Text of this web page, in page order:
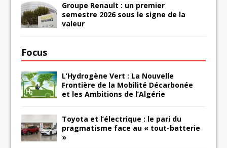
Groupe Renault : un premier
semestre 2026 sous le signe de la
valeur
Focus
L’Hydrogène Vert : La Nouvelle
Frontière de la Mobilité Décarbonée
et les Ambitions de l’Algérie
Toyota et l’électrique : le pari du
pragmatisme face au « tout-batterie
»